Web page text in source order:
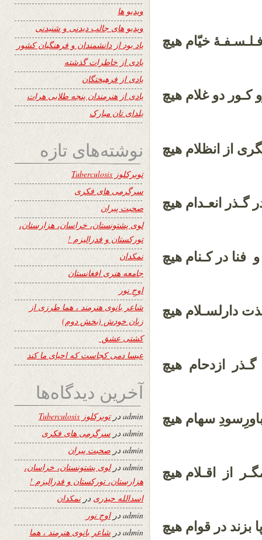
خیّام هیچ
کـور دو غلام هیچ
از انظلام هیچ
گـذر انعـدام هیچ
فنا در کـنام هیچ
دارلسـلام هیچ
ازدحام هیچ
سهام هیچ
از اقـلام هیچ
بزند در قوام هیچ
ویدیو ها
ویدیو های جالب دیدنی و شنیدنی
یاد بود از دانشمندان و فرهنگیان کشور
یادی از خاطرات گذشته
یادی از فرهیختگان
یادی از هنرمندان پنجه طلایی هرات
یلدای تان مبارک
نوشته‌های تازه
توبرکلوز Tuberculosis
سرگرمی های فکری
صحبت پیران
لوی پشتونستان، خراسان، هزارستان،
تورکستان و فدرالیزم !
نمکدان
جامعه هنری افغانستان
اوجِ نور
شاعر بانوی هنرمند ، هما طرزی از
زبان خودش (بخش دوم)
کشتی عشق
عیسا دمی کجاست که احیای ما کند
آخرین دیدگاه‌ها
adminدرتوبرکلوز Tuberculosis
admin در سرگرمی های فکری
admin در صحبت پیران
adminدرلوی پشتونستان، خراسان،
هزارستان، تورکستان و فدرالیزم !
اسدالله حیدری درنمکدان
adminدراوجِ نور
adminدر شاعر بانوی هنرمند ، هما